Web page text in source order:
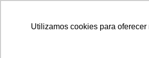
Utilizamos cookies para